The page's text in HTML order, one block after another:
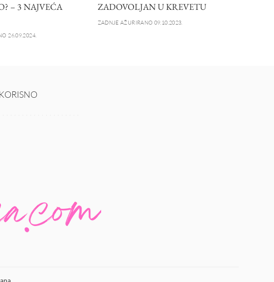
– 3 NAJVEĆA
26.09.2024.
ZADOVOLJAN U KREVETU
ZADNJE AŽURIRANO 09.10.2023.
KORISNO